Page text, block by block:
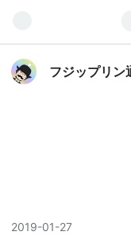
フジップリン
2019-01-27